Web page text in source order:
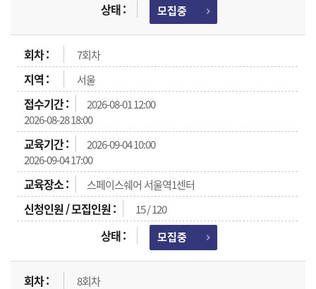
모집중
7회차
서울
2026-08-01 12:00
2026-08-28 18:00
2026-09-04 10:00
2026-09-04 17:00
스페이스쉐어 서울역1센터
15 / 120
모집중
8회차